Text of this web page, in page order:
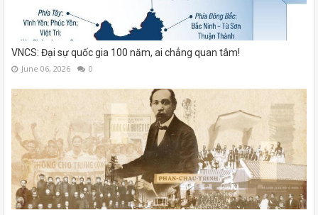
VNCS: Đại sự quốc gia 100 năm, ai chẳng quan tâm!
June 06, 2026 0